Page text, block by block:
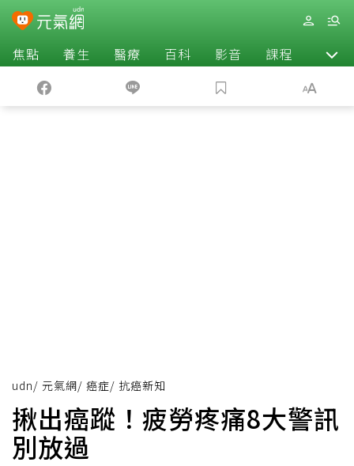
焦點 養生 醫療 百科 影音 課程 退休
udn/ 元氣網/ 癌症/ 抗癌新知
揪出癌蹤！疲勞疼痛8大警訊
別放過